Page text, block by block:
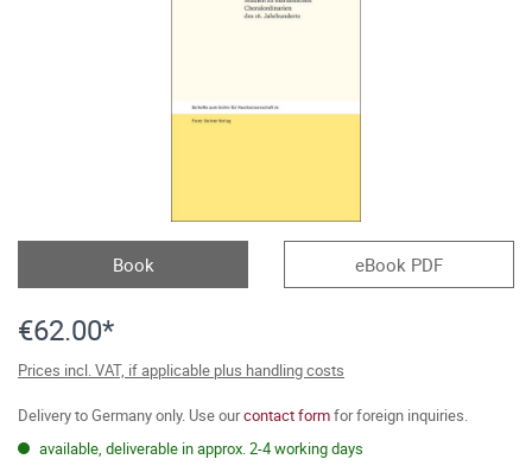
Book eBook PDF
€62.00*
Prices incl. VAT, if applicable plus handling costs
Delivery to Germany only. Use ourcontact formfor foreign inquiries.
available, deliverable in approx. 2-4 working days